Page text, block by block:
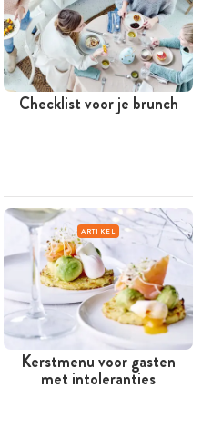
Checklist voor je brunch
ARTIKEL
Kerstmenu voor gasten
met intoleranties